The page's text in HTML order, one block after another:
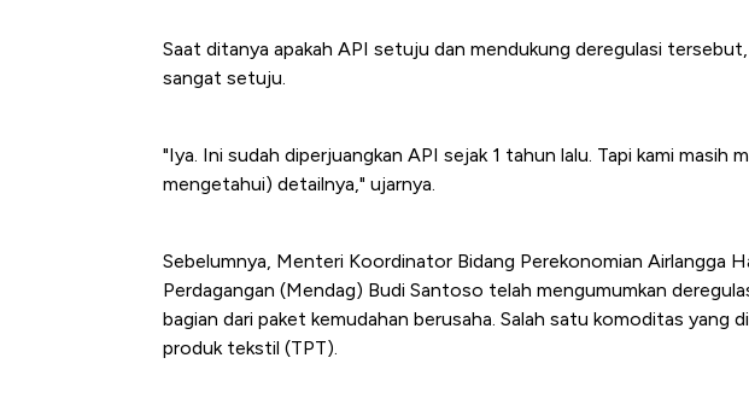
Saat ditanya apakah API setuju dan mendukung deregulasi
sangat setuju.
"Iya. Ini sudah diperjuangkan API sejak 1 tahun lalu. Tapi kami masih
mengetahui) detailnya," ujarnya.
Sebelumnya, Menteri Koordinator Bidang Perekonomian Airlangga
Perdagangan (Mendag) Budi Santoso telah mengumumkan
bagian dari paket kemudahan berusaha. Salah satu komoditas yang
produk tekstil (TPT).
Begini Cara Korsel atasi Panas Tanpa AC
di Jaman Dulu
Daftar
Sampai